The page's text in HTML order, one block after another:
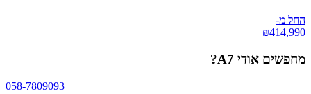
החל מ-
₪414,990
מחפשים אודי A7 ?
058-7809093